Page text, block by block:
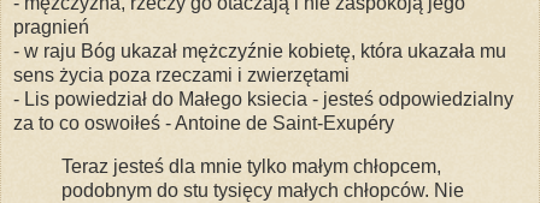
pragnień
- w raju Bóg ukazał mężczyźnie kobietę, która ukazała mu
sens życia poza rzeczami i zwierzętami
- Lis powiedział do Małego ksiecia - jesteś odpowiedzialny
za to co oswoiłeś - Antoine de Saint-Exupéry
Teraz jesteś dla mnie tylko małym chłopcem,
podobnym do stu tysięcy małych chłopców. Nie